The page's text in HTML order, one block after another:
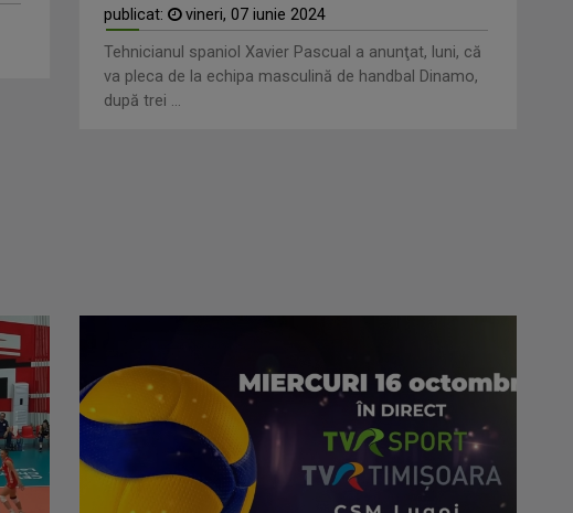
publicat:
vineri, 07 iunie 2024
Tehnicianul spaniol Xavier Pascual a anunţat, luni, că
va pleca de la echipa masculină de handbal Dinamo,
după trei ...